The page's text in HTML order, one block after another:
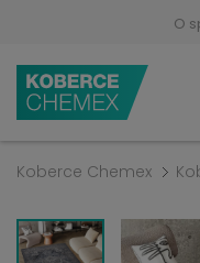
O
Koberce Chemex